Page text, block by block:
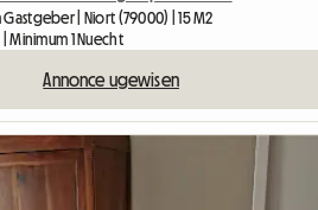
| Niort (79000) | 15 M2
Minimum 1 Nuecht
Annonce ugewisen